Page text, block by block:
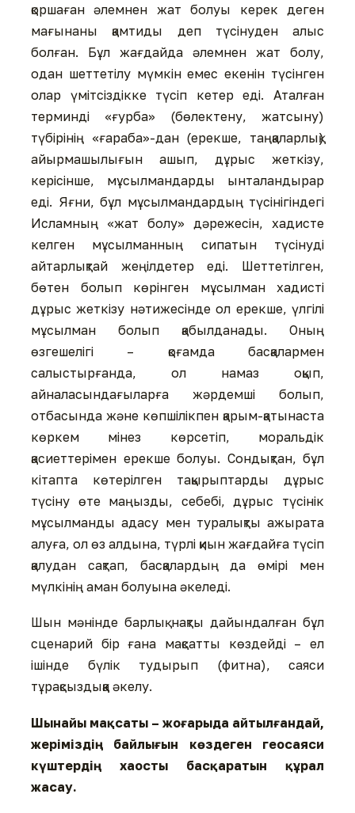
қоршаған әлемнен жат болуы керек деген
мағынаны қамтиды деп түсінуден алыс
болған. Бұл жағдайда әлемнен жат болу,
одан шеттетілу мүмкін емес екенін түсінген
олар үмітсіздікке түсіп кетер еді. Аталған
терминді «ғурба» (бөлектену, жатсыну)
түбірінің «ғараба»-дан (ерекше, таңқаларлық)
айырмашылығын ашып, дұрыс жеткізу,
керісінше, мұсылмандарды ынталандырар
еді. Яғни, бұл мұсылмандардың түсінігіндегі
Исламның «жат болу» дәрежесін, хадисте
келген мұсылманның сипатын түсінуді
айтарлықтай жеңілдетер еді. Шеттетілген,
бөтен болып көрінген мұсылман хадисті
дұрыс жеткізу нәтижесінде ол ерекше, үлгілі
мұсылман болып қабылданады. Оның
өзгешелігі – қоғамда басқалармен
салыстырғанда, ол намаз оқып,
айналасындағыларға жәрдемші болып,
отбасында және көпшілікпен қарым-қатынаста
көркем мінез көрсетіп, моральдік
қасиеттерімен ерекше болуы. Сондықтан, бұл
кітапта көтерілген тақырыптарды дұрыс
түсіну өте маңызды, себебі, дұрыс түсінік
мұсылманды адасу мен туралықты ажырата
алуға, ол өз алдына, түрлі қиын жағдайға түсіп
қалудан сақтап, басқалардың да өмірі мен
мүлкінің аман болуына әкеледі.
Шын мәнінде барлық нақты дайындалған бұл
сценарий бір ғана мақсатты көздейді – ел
ішінде бүлік тудырып (фитна), саяси
тұрақсыздыққа әкелу.
Шынайы мақсаты – жоғарыда айтылғандай,
жеріміздің байлығын көздеген геосаяси
күштердің хаосты басқаратын құрал
жасау.